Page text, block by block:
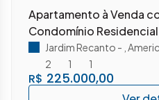
Apartamento à Venda
Condomínio
Americana-Sp.
R$ 225.000,00
Jardim Recanto
2
1 1